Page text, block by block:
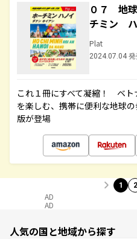
０７ 地
チミン
Plat
2024.07.04
これ１冊にすべて凝縮！ ベト
を楽しむ、携帯に便利な地球
版が登場
1 2
AD
AD
人気の国と地域から探す